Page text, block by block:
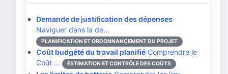
Demande de justification des dépenses
Naviguer dans la de…
PLANIFICATION ET ORDONNANCEMENT DU PROJET
Coût budgété du travail planifié Comprendre le
Coût …
ESTIMATION ET CONTRÔLE DES COÛTS